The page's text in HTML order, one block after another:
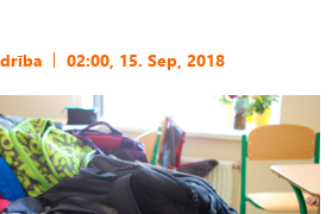
02:00, 15. Sep, 2018